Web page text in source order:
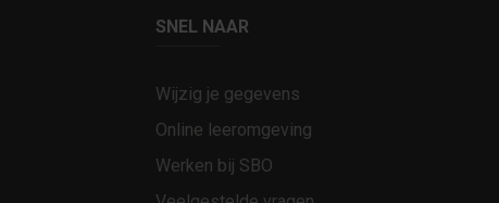
SNEL NAAR
Wijzig je gegevens
Online leeromgeving
Werken bij SBO